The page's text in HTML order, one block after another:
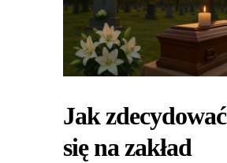
Jak zdecydować
się na zakład